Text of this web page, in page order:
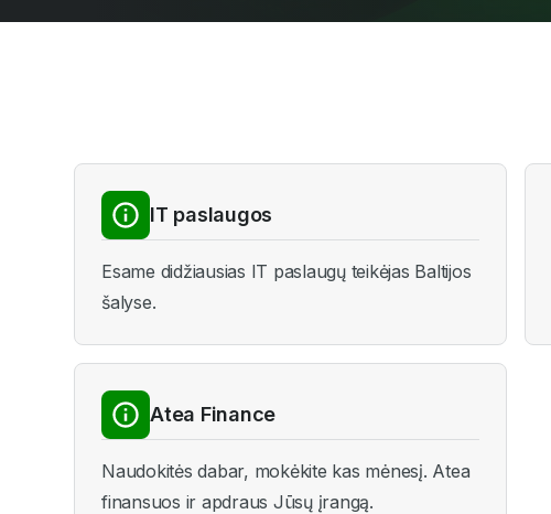
IT paslaugos
Esame didžiausias IT paslaugų teikėjas Baltijos
šalyse.
Atea Finance
Naudokitės dabar, mokėkite kas mėnesį. Atea
finansuos ir apdraus Jūsų įrangą.